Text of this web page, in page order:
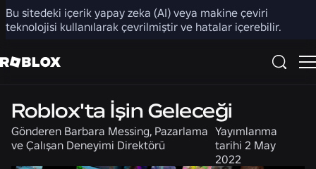
Bu sitedeki içerik yapay zeka (AI) veya makine çeviri
teknolojisi kullanılarak çevrilmiştir ve hatalar içerebilir.
Paylaş
Kariyer
Roblox'ta İşin Geleceği
Gönderen Barbara Messing, Pazarlama
ve Çalışan Deneyimi Direktörü
Yayımlanma
tarihi 2 May
2022